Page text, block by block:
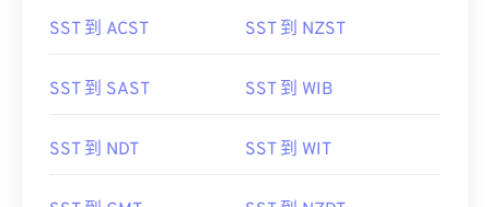
SST 到 ACST SST 到 NZST
SST 到 SAST SST 到 WIB
SST 到 NDT SST 到 WIT